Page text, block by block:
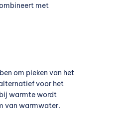
met
om pieken van het
voor het
warmte wordt
van warmwater.